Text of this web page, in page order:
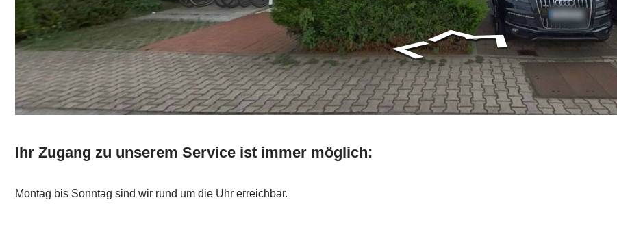
Ihr Zugang zu unserem Service ist immer möglich:
Montag bis Sonntag sind wir rund um die Uhr erreichbar.